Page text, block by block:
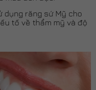
dụng răng sứ Mỹ cho
tố về thẩm mỹ và độ